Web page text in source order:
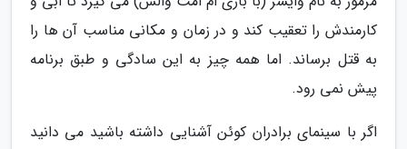
کارمندش را تعقیب کند و در زمان و مکانی مناسب آن ها را
به قتل برساند. اما همه چیز به این سادگی و طبق برنامه
پیش نمی رود.
اگر با سینمای برادران کوئن آشنایی داشته باشید می دانید